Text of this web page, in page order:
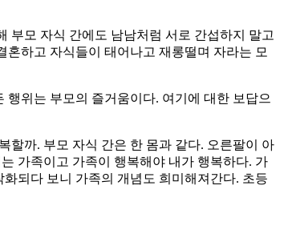
부모 자식 간에도 남남처럼 서로 간섭하지 말고
하고 자식들이 태어나고 재롱떨며 자라는 모
위는 부모의 즐거움이다. 여기에 대한 보답으
할까. 부모 자식 간은 한 몸과 같다. 오른팔이 아
가족이고 가족이 행복해야 내가 행복하다. 가
되다 보니 가족의 개념도 희미해져간다. 초등